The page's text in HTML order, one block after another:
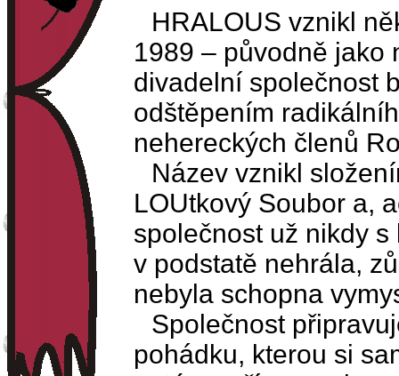
HRALOUS vznikl
1989 – původně jako
divadelní společnost
odštěpením
nehereckých členů
Název vznikl
LOUtkový Soubor a,
společnost už nikdy s
v podstatě nehrála,
nebyla schopna
Společnost
pohádku, kterou si